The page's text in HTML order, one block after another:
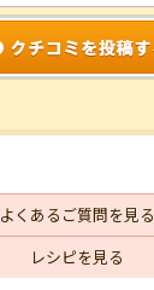
よくあるご質問を見る
レシピを見る